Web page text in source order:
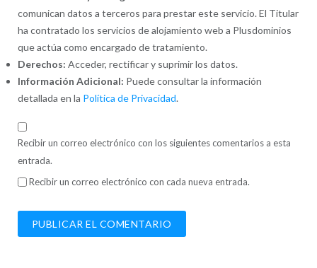
comunican datos a terceros para prestar este servicio. El Titular
ha contratado los servicios de alojamiento web a Plusdominios
que actúa como encargado de tratamiento.
Derechos: Acceder, rectificar y suprimir los datos.
Información Adicional: Puede consultar la información
detallada en la Política de Privacidad.
Recibir un correo electrónico con los siguientes comentarios a esta
entrada.
Recibir un correo electrónico con cada nueva entrada.